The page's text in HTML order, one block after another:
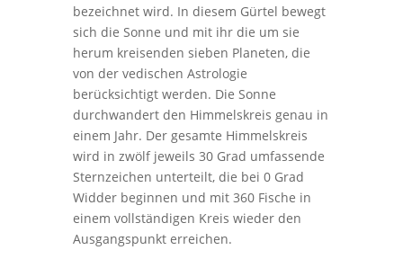
bezeichnet wird. In diesem Gürtel bewegt
sich die Sonne und mit ihr die um sie
herum kreisenden sieben Planeten, die
von der vedischen Astrologie
berücksichtigt werden. Die Sonne
durchwandert den Himmelskreis genau in
einem Jahr. Der gesamte Himmelskreis
wird in zwölf jeweils 30 Grad umfassende
Sternzeichen unterteilt, die bei 0 Grad
Widder beginnen und mit 360 Fische in
einem vollständigen Kreis wieder den
Ausgangspunkt erreichen.